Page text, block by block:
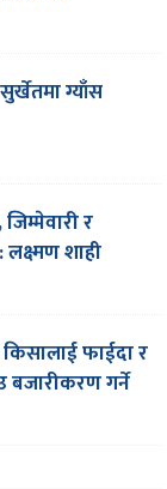
ग्याँस
र
शाही
फाईदा र
बजारीकरण गर्ने